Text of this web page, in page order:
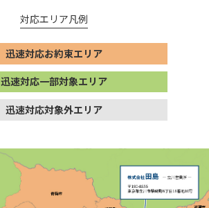
対応エリア凡例
迅速対応お約束エリア
迅速対応一部対象エリア
迅速対応対象外エリア